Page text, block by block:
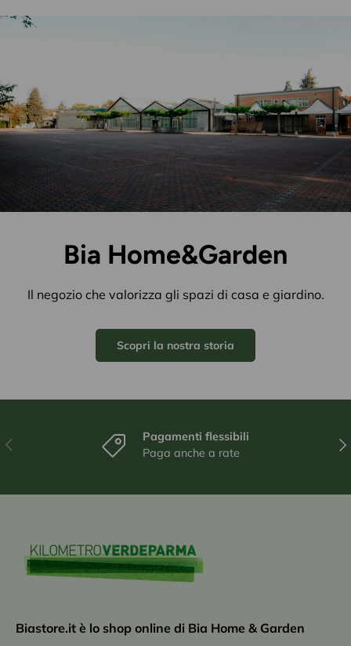
Bia Home&Garden
Il negozio che valorizza gli spazi di casa e giardino.
Scopri la nostra storia
Indietro
Pagamenti flessibili
Paga anche a rate
Biastore.it è lo shop online di Bia Home & Garden